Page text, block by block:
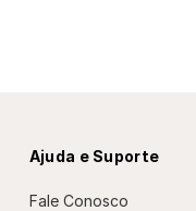
Ajuda e Suporte
Fale Conosco